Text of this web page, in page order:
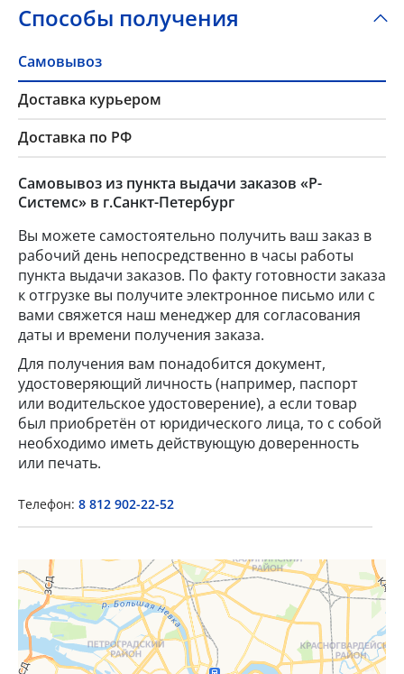
Способы получения
Самовывоз
Доставка курьером
Доставка по РФ
Самовывоз из пункта выдачи заказов «Р-
Системс» в г.Санкт-Петербург
Вы можете самостоятельно получить ваш заказ в
рабочий день непосредственно в часы работы
пункта выдачи заказов. По факту готовности заказа
к отгрузке вы получите электронное письмо или с
вами свяжется наш менеджер для согласования
даты и времени получения заказа.
Для получения вам понадобится документ,
удостоверяющий личность (например, паспорт
или водительское удостоверение), а если товар
был приобретён от юридического лица, то с собой
необходимо иметь действующую доверенность
или печать.
Телефон: 8 812 902-22-52
Popup Title
×
Popup Content